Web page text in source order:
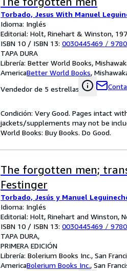
Torbado, Jesus With Manuel
Idioma: Inglés
Editorial: Holt, Rinehart & Winston,
ISBN 10 / ISBN 13: 0030445469 /
TAPA DURA
Librería: Better World Books,
AmericaBetter World Books,
Vendedor de 5 estrellas
Condición: Very Good. Pages intact
jackets/supplements may not be
World Books: Buy Books. Do Good.
The forgotten men;
Festinger
Torbado, Jesús y Manuel
Idioma: Inglés
Editorial: Holt, Rinehart and Winston,
ISBN 10 / ISBN 13: 0030445469 /
TAPA DURA
PRIMERA EDICIÓN
Librería: Bolerium Books Inc., San
AmericaBolerium Books Inc., San